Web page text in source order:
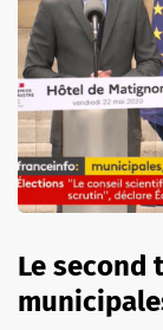
Le second